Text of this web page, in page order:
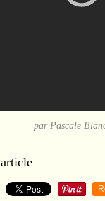
par Pascale